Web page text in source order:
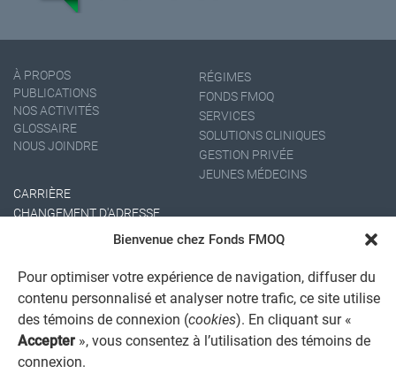
Bienvenue chez Fonds FMOQ
Pour optimiser votre expérience de navigation, diffuser du
contenu personnalisé et analyser notre trafic, ce site utilise
des témoins de connexion (cookies). En cliquant sur «
Accepter », vous consentez à l’utilisation des témoins de
connexion.
À PROPOS
PUBLICATIONS
NOS ACTIVITÉS
GLOSSAIRE
NOUS JOINDRE
RÉGIMES
FONDS FMOQ
SERVICES
SOLUTIONS CLINIQUES
GESTION PRIVÉE
JEUNES MÉDECINS
CARRIÈRE
CHANGEMENT D'ADRESSE
AVIS JURIDIQUE GÉNÉRAL